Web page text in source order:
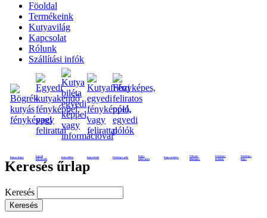
Föoldal
Termékeink
Kutyavilág
Kapcsolat
Rólunk
Szállítási infók
Kutyás bögre
Egyedi
kutyakendő
Kutya biléta Kutya frizbi Fényképes póló
Képes
poháralátét
Kutya nyakörv
Feliratos
hűtmágnes
Fényképes
nyaklánc
Fényképes
bögre
Keresés űrlap
Keresés